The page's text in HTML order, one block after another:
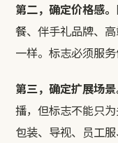
第二，确定价格感。
餐、伴手礼品牌、
一样。标志必须服
第三，确定扩展场
播，但标志不能只
包装、导视、员工